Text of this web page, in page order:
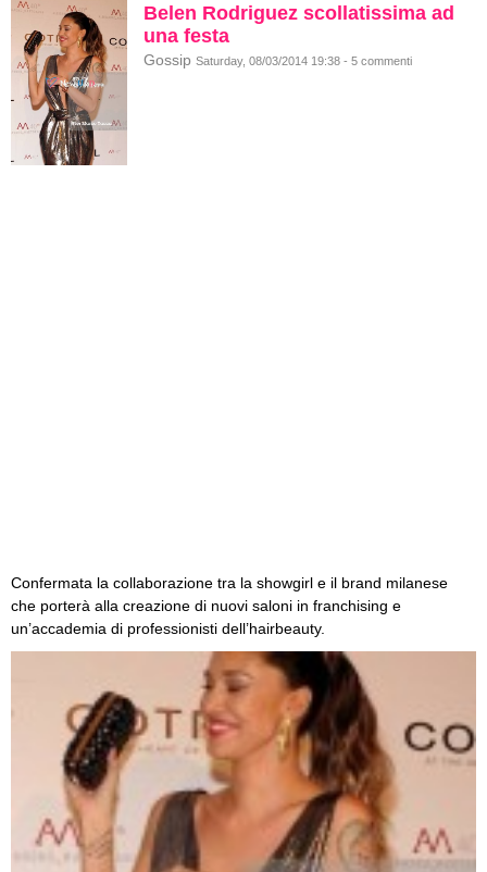
Belen Rodriguez scollatissima ad
una festa
Gossip Saturday, 08/03/2014 19:38 - 5 commenti
Confermata la collaborazione tra la showgirl e il brand milanese
che porterà alla creazione di nuovi saloni in franchising e
un’accademia di professionisti dell’hairbeauty.